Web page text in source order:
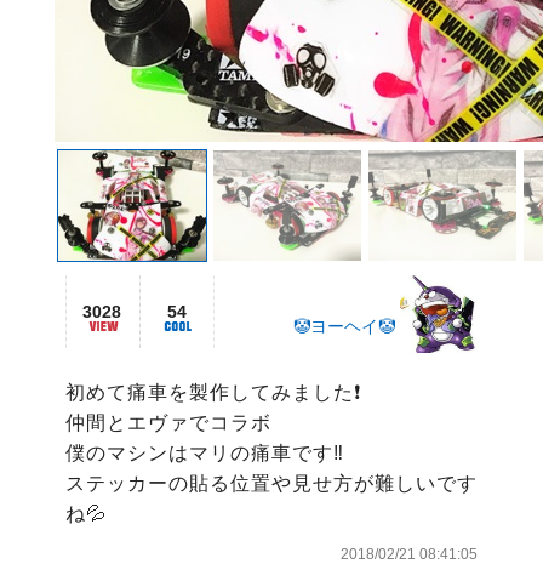
3028 54
🤡ヨーヘイ🤡
初めて痛車を製作してみました❗️
仲間とエヴァでコラボ
僕のマシンはマリの痛車です‼️
ステッカーの貼る位置や見せ方が難しいです
ね💦
2018/02/21 08:41:05